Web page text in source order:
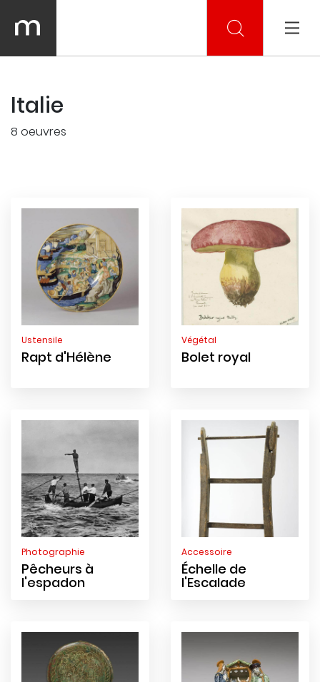
Italie
8 oeuvres
Ustensile
Rapt d'Hélène
Végétal
Bolet royal
Photographie
Pêcheurs à
l'espadon
Accessoire
Échelle de
l'Escalade